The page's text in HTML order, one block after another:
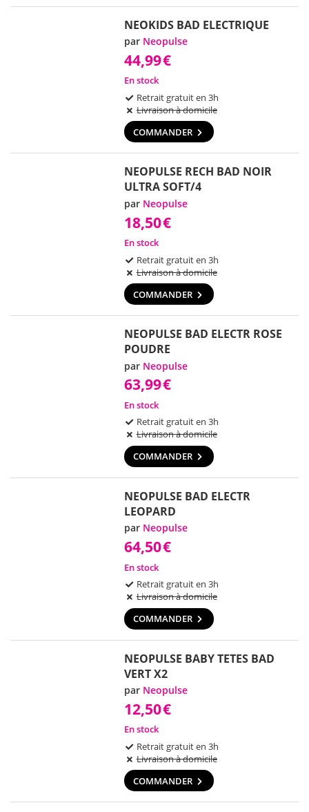
NEOKIDS BAD ELECTRIQUE
par Neopulse
44,99€
En stock
Retrait gratuit en 3h
Livraison à domicile
COMMANDER
NEOPULSE RECH BAD NOIR
ULTRA SOFT/4
par Neopulse
18,50€
En stock
Retrait gratuit en 3h
Livraison à domicile
COMMANDER
NEOPULSE BAD ELECTR ROSE
POUDRE
par Neopulse
63,99€
En stock
Retrait gratuit en 3h
Livraison à domicile
COMMANDER
NEOPULSE BAD ELECTR
LEOPARD
par Neopulse
64,50€
En stock
Retrait gratuit en 3h
Livraison à domicile
COMMANDER
NEOPULSE BABY TETES BAD
VERT X2
par Neopulse
12,50€
En stock
Retrait gratuit en 3h
Livraison à domicile
COMMANDER